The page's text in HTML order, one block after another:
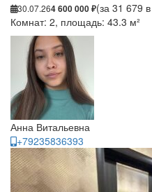
30.07.264 600 000 ₽(за 31 679
Комнат: 2, площадь: 43.3 м²
Анна Витальевна
+79235836393